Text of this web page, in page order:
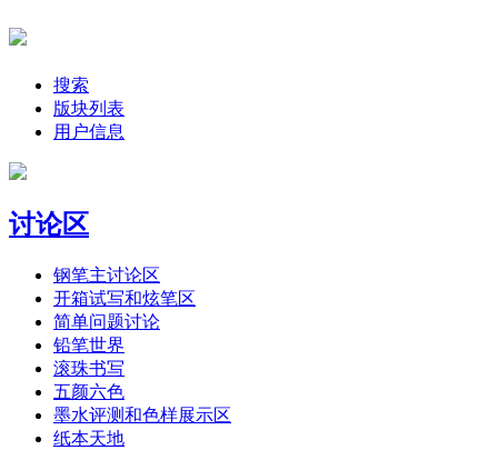
搜索
版块列表
用户信息
讨论区
钢笔主讨论区
开箱试写和炫笔区
简单问题讨论
铅笔世界
滚珠书写
五颜六色
墨水评测和色样展示区
纸本天地